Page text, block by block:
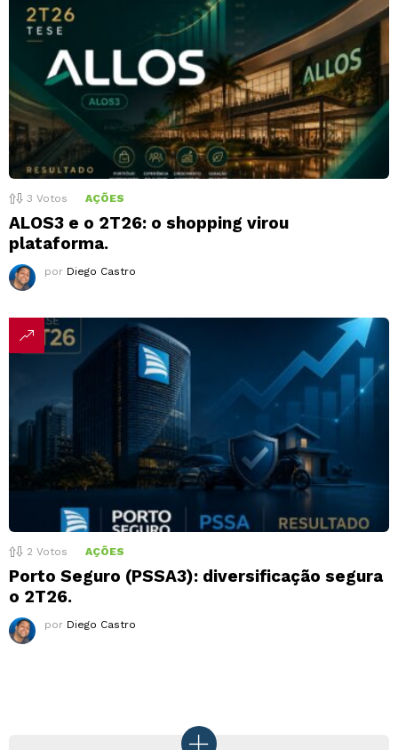
3 Votos AÇÕES
ALOS3 e o 2T26: o shopping virou
plataforma.
por Diego Castro
2 Votos AÇÕES
Porto Seguro (PSSA3): diversificação segura
o 2T26.
por Diego Castro